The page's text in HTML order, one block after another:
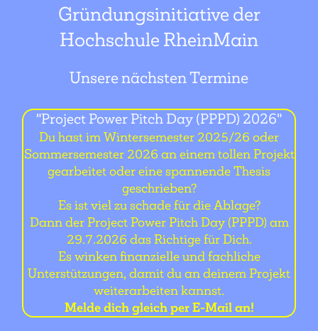
Gründungsinitiative der
Hochschule RheinMain
Unsere nächsten Termine
"Project Power Pitch Day (PPPD) 2026"
Du hast im Wintersemester 2025/26 oder
Sommersemester 2026 an einem tollen Projekt
gearbeitet oder eine spannende Thesis
geschrieben?
Es ist viel zu schade für die Ablage?
Dann der Project Power Pitch Day (PPPD) am
29.7.2026 das Richtige für Dich.
Es winken finanzielle und fachliche
Unterstützungen, damit du an deinem Projekt
weiterarbeiten kannst.
Melde dich gleich per E-Mail an!